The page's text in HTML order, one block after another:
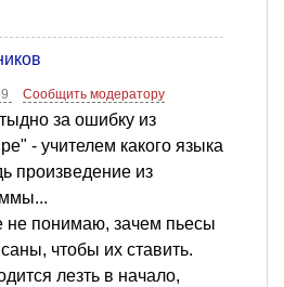
Сообщить модератору
за ошибку из
- учителем какого языка
произведение из
не понимаю, зачем пьесы
чтобы их ставить.
лезть в начало,